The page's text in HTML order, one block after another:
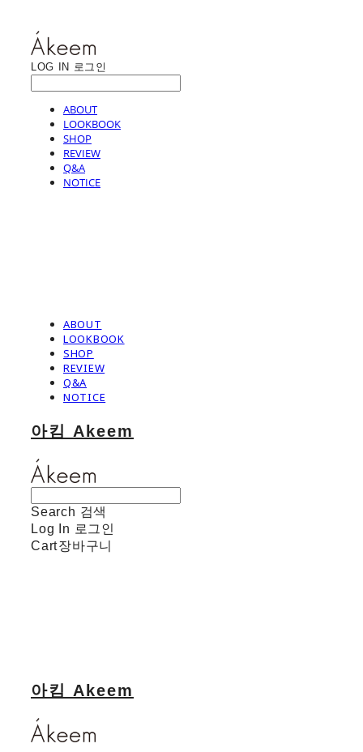
LOG IN 로그인
ABOUT
LOOKBOOK
SHOP
REVIEW
Q&A
NOTICE
ABOUT
LOOKBOOK
SHOP
REVIEW
Q&A
NOTICE
아킴 Akeem
Search 검색
Log In 로그인
Cart장바구니
아킴 Akeem